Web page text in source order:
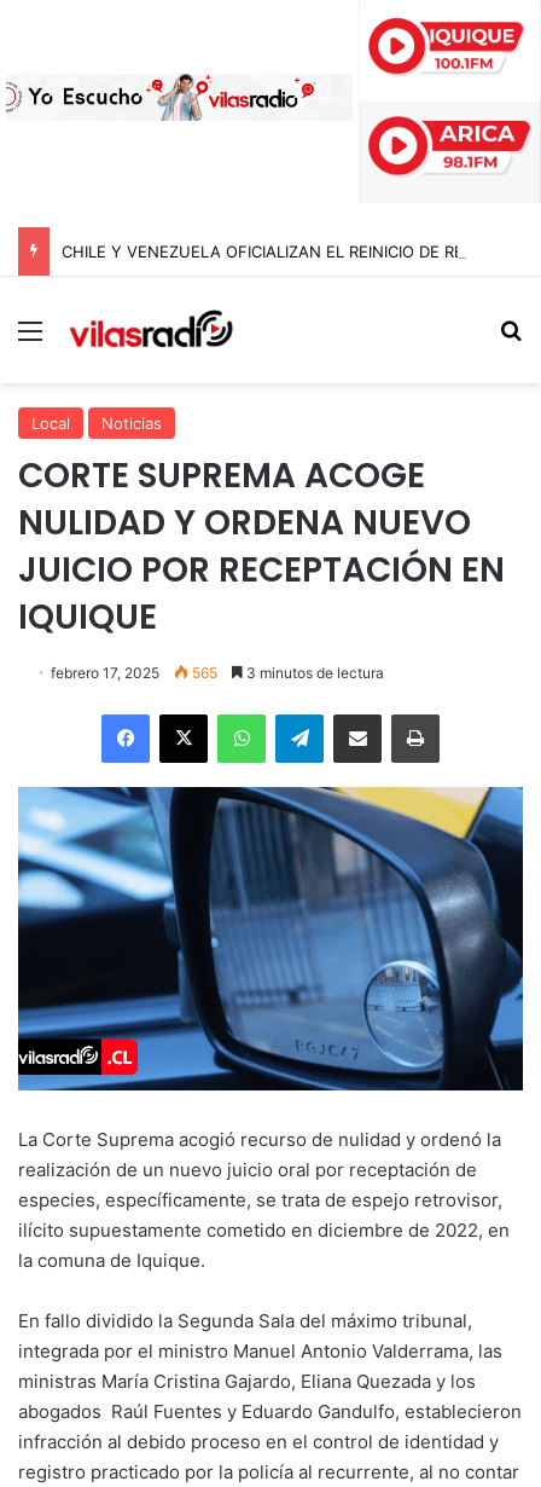
Menú
Local Noticias
CORTE SUPREMA ACOGE
NULIDAD Y ORDENA NUEVO
JUICIO POR RECEPTACIÓN EN
IQUIQUE
febrero 17, 2025 565 3 minutos de lectura
Facebook
X WhatsAppTelegramEnviar vía email Imprimir
La Corte Suprema acogió recurso de nulidad y ordenó la
realización de un nuevo juicio oral por receptación de
especies, específicamente, se trata de espejo retrovisor,
ilícito supuestamente cometido en diciembre de 2022, en
la comuna de Iquique.
En fallo dividido la Segunda Sala del máximo tribunal,
integrada por el ministro Manuel Antonio Valderrama, las
ministras María Cristina Gajardo, Eliana Quezada y los
abogados Raúl Fuentes y Eduardo Gandulfo, establecieron
infracción al debido proceso en el control de identidad y
registro practicado por la policía al recurrente, al no contar